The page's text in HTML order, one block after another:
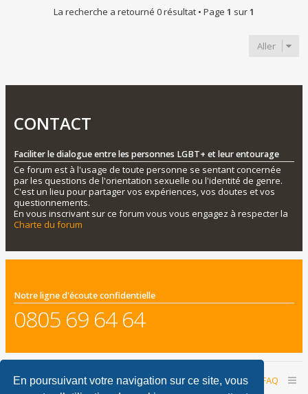
En poursuivant votre navigation sur ce site, vous
La recherche a retourné 0 résultat • Page 1 sur1
Aller
CONTACT
Faciliter le dialogue entre les personnes LGBT+ et leur entourage
Ce forum est à l'usage de toute personne se sentant concernée
par les questions de l'orientation sexuelle ou l'identité de genre.
C'est un lieu pour partager vos expériences, vos doutes et vos
questionnements.
En vous inscrivant sur ce forum vous vous engagez à respecter la
Charte du forum
Notre ligne d'écoute confidentielle
0805 69 64 64
Accueil du forum FAQ
Nous contacter